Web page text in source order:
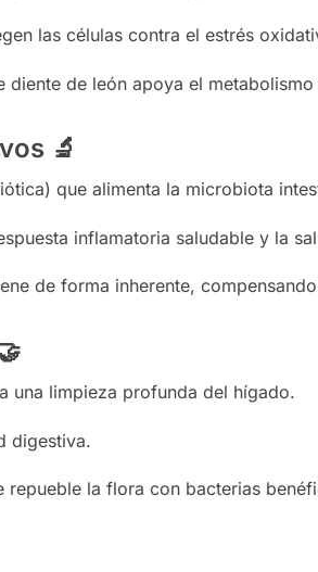
las células contra el estrés
de león apoya el
🔬
que alimenta la microbiota
inflamatoria saludable y la
de forma inherente,
una limpieza profunda del hígado.
digestiva.
repueble la flora con bacterias